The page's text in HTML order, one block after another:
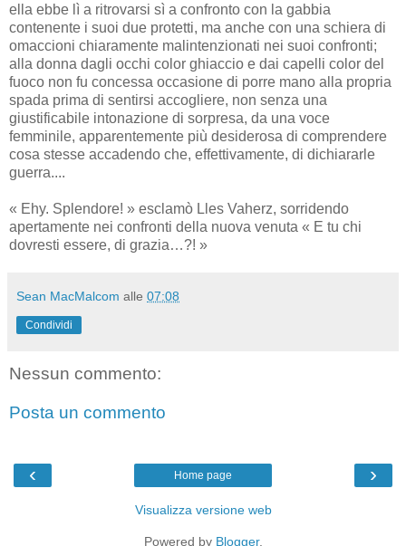
ella ebbe lì a ritrovarsi sì a confronto con la gabbia
contenente i suoi due protetti, ma anche con una schiera di
omaccioni chiaramente malintenzionati nei suoi confronti;
alla donna dagli occhi color ghiaccio e dai capelli color del
fuoco non fu concessa occasione di porre mano alla propria
spada prima di sentirsi accogliere, non senza una
giustificabile intonazione di sorpresa, da una voce
femminile, apparentemente più desiderosa di comprendere
cosa stesse accadendo che, effettivamente, di dichiararle
guerra....
« Ehy. Splendore! » esclamò Lles Vaherz, sorridendo
apertamente nei confronti della nuova venuta « E tu chi
dovresti essere, di grazia…?! »
Sean MacMalcom alle 07:08
Condividi
Nessun commento:
Posta un commento
‹ ›
Home page
Visualizza versione web
Powered by Blogger.